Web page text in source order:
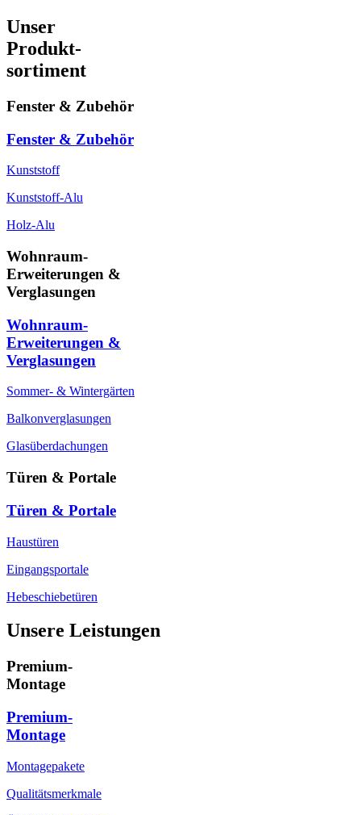
Unser
Produkt-
sortiment
Fenster & Zubehör
Fenster & Zubehör
Kunststoff
Kunststoff-Alu
Holz-Alu
Wohnraum-
Erweiterungen &
Verglasungen
Wohnraum-
Erweiterungen &
Verglasungen
Sommer- & Wintergärten
Balkonverglasungen
Glasüberdachungen
Türen & Portale
Türen & Portale
Haustüren
Eingangsportale
Hebeschiebetüren
Unsere Leistungen
Premium-
Montage
Premium-
Montage
Montagepakete
Qualitätsmerkmale